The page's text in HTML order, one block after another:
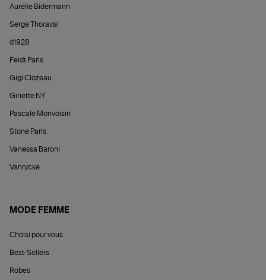
Aurélie Bidermann
Serge Thoraval
d1928
Feidt Paris
Gigi Clozeau
Ginette NY
Pascale Monvoisin
Stone Paris
Vanessa Baroni
Vanrycke
MODE FEMME
Choisi pour vous
Best-Sellers
Robes